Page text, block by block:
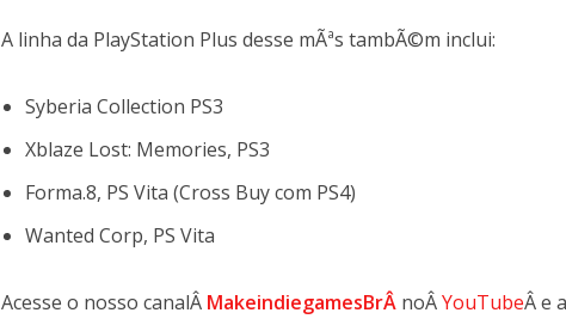
A linha da PlayStation Plus desse mÃªs tambÃ©m inclui:
Syberia Collection PS3
Xblaze Lost: Memories, PS3
Forma.8, PS Vita (Cross Buy com PS4)
Wanted Corp, PS Vita
Acesse o nosso canalÂ MakeindiegamesBrÂ noÂYouTubeÂ e